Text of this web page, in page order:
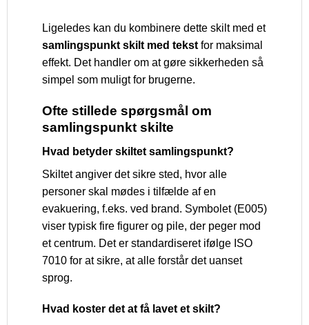
Ligeledes kan du kombinere dette skilt med et
samlingspunkt skilt med tekst for maksimal
effekt. Det handler om at gøre sikkerheden så
simpel som muligt for brugerne.
Ofte stillede spørgsmål om
samlingspunkt skilte
Hvad betyder skiltet samlingspunkt?
Skiltet angiver det sikre sted, hvor alle
personer skal mødes i tilfælde af en
evakuering, f.eks. ved brand. Symbolet (E005)
viser typisk fire figurer og pile, der peger mod
et centrum. Det er standardiseret ifølge ISO
7010 for at sikre, at alle forstår det uanset
sprog.
Hvad koster det at få lavet et skilt?